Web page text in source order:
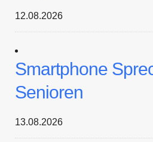
12.08.2026
Smartphone
Senioren
13.08.2026